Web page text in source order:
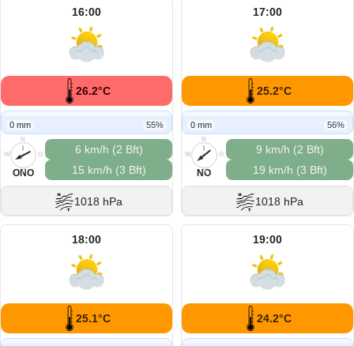
16:00
26.2°C
0 mm 55%
N
O
S
W
ONO
6 km/h (2 Bft)
15 km/h (3 Bft)
1018 hPa
17:00
25.2°C
0 mm 56%
N
O
S
W
NO
9 km/h (2 Bft)
19 km/h (3 Bft)
1018 hPa
18:00
25.1°C
19:00
24.2°C